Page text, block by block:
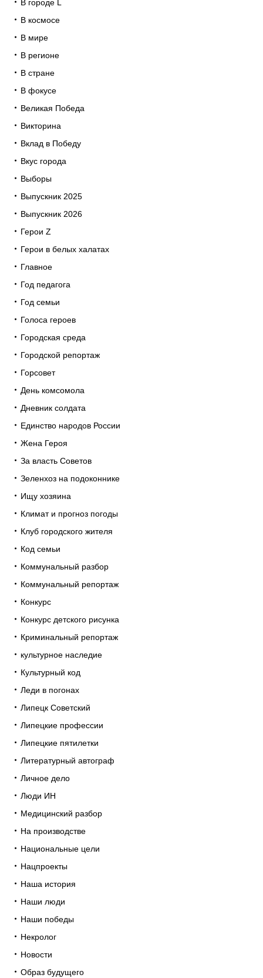
В городе L
В космосе
В мире
В регионе
В стране
В фокусе
Великая Победа
Викторина
Вклад в Победу
Вкус города
Выборы
Выпускник 2025
Выпускник 2026
Герои Z
Герои в белых халатах
Главное
Год педагога
Год семьи
Голоса героев
Городская среда
Городской репортаж
Горсовет
День комсомола
Дневник солдата
Единство народов России
Жена Героя
За власть Советов
Зеленхоз на подоконнике
Ищу хозяина
Климат и прогноз погоды
Клуб городского жителя
Код семьи
Коммунальный разбор
Коммунальный репортаж
Конкурс
Конкурс детского рисунка
Криминальный репортаж
культурное наследие
Культурный код
Леди в погонах
Липецк Советский
Липецкие профессии
Липецкие пятилетки
Литературный автограф
Личное дело
Люди ИН
Медицинский разбор
На производстве
Национальные цели
Нацпроекты
Наша история
Наши люди
Наши победы
Некролог
Новости
Образ будущего